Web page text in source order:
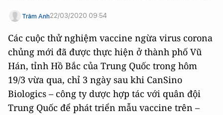
Trâm Anh22/03/2020 09:54
Các cuộc thử nghiệm vaccine ngừa virus corona
chủng mới đã được thực hiện ở thành phố Vũ
Hán, tỉnh Hồ Bắc của Trung Quốc trong hôm
19/3 vừa qua, chỉ 3 ngày sau khi CanSino
Biologics – công ty dược hợp tác với quân đội
Trung Quốc để phát triển mẫu vaccine trên –